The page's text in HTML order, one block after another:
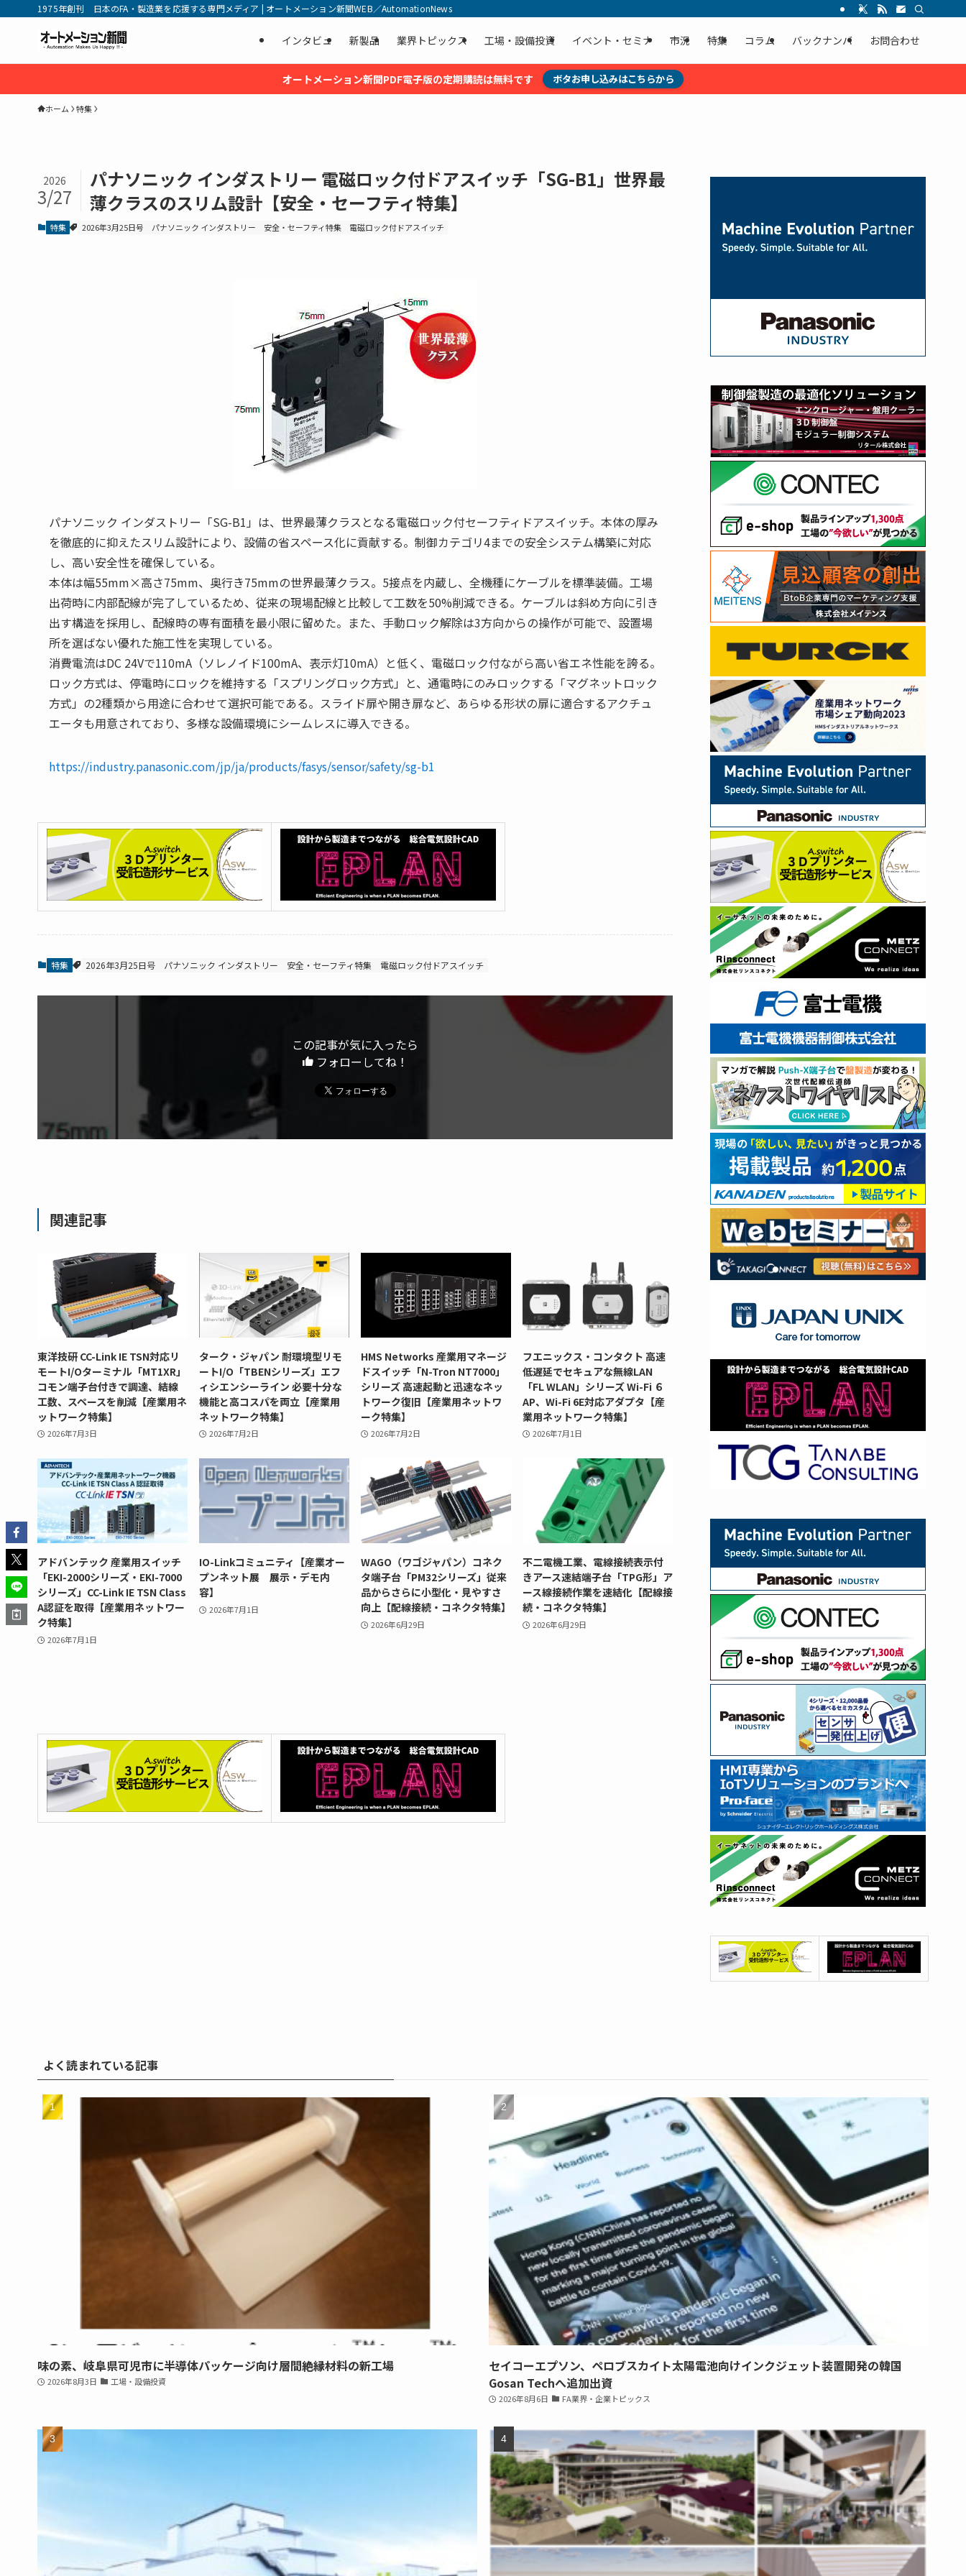
1975年創刊 日本のFA・製造業を応援する専門メディア | オートメーション新聞WEB／AutomationNews
インタビュ 新製品 業界トピックス 工場・設備投資 イベント・セミナ 市況 特集 コラム バックナンバ お問合わせ
オートメーション新聞PDF電子版の定期購読は無料です ボタお申し込みはこちらから
ホーム 特集
パナソニック インダストリー 電磁ロック付ドアスイッチ「SG-B1」世界最
薄クラスのスリム設計【安全・セーフティ特集】
2026
3/27
特集 2026年3月25日号 パナソニック インダストリー 安全・セーフティ特集 電磁ロック付ドアスイッチ
パナソニック インダストリー「SG-B1」は、世界最薄クラスとなる電磁ロック付セーフティドアスイッチ。本体の厚み
を徹底的に抑えたスリム設計により、設備の省スペース化に貢献する。制御カテゴリ4までの安全システム構築に対応
し、高い安全性を確保している。
本体は幅55mm×高さ75mm、奥行き75mmの世界最薄クラス。5接点を内蔵し、全機種にケーブルを標準装備。工場
出荷時に内部配線が完了しているため、従来の現場配線と比較して工数を50%削減できる。ケーブルは斜め方向に引き
出す構造を採用し、配線時の専有面積を最小限に留めた。また、手動ロック解除は3方向からの操作が可能で、設置場
所を選ばない優れた施工性を実現している。
消費電流はDC 24Vで110mA（ソレノイド100mA、表示灯10mA）と低く、電磁ロック付ながら高い省エネ性能を誇る。
ロック方式は、停電時にロックを維持する「スプリングロック方式」と、通電時にのみロックする「マグネットロック
方式」の2種類から用途に合わせて選択可能である。スライド扉や開き扉など、あらゆる形状の扉に適合するアクチュ
エータも用意されており、多様な設備環境にシームレスに導入できる。
https://industry.panasonic.com/jp/ja/products/fasys/sensor/safety/sg-b1
特集 2026年3月25日号 パナソニック インダストリー 安全・セーフティ特集 電磁ロック付ドアスイッチ
この記事が気に入ったら
フォローしてね！
関連記事
東洋技研 CC-Link IE TSN対応リ
モートI/Oターミナル「MT1XR」
コモン端子台付きで調達、結線
工数、スペースを削減【産業用ネ
ットワーク特集】
2026年7月3日
ターク・ジャパン 耐環境型リモ
ートI/O「TBENシリーズ」エフ
ィシエンシーライン 必要十分な
機能と高コスパを両立【産業用
ネットワーク特集】
2026年7月2日
HMS Networks 産業用マネージ
ドスイッチ「N-Tron NT7000」
シリーズ 高速起動と迅速なネッ
トワーク復旧【産業用ネットワ
ーク特集】
2026年7月2日
フエニックス・コンタクト 高速
低遅延でセキュアな無線LAN
「FL WLAN」シリーズ Wi-Fi ６
AP、Wi-Fi 6E対応アダプタ【産
業用ネットワーク特集】
2026年7月1日
アドバンテック 産業用スイッチ
「EKI-2000シリーズ・EKI-7000
シリーズ」CC-Link IE TSN Class
A認証を取得【産業用ネットワー
ク特集】
2026年7月1日
IO-Linkコミュニティ【産業オー
プンネット展 展示・デモ内
容】
2026年7月1日
WAGO（ワゴジャパン）コネク
タ端子台「PM32シリーズ」従来
品からさらに小型化・見やすさ
向上【配線接続・コネクタ特集】
2026年6月29日
不二電機工業、電線接続表示付
きアース速結端子台「TPG形」ア
ース線接続作業を速結化【配線接
続・コネクタ特集】
2026年6月29日
よく読まれている記事
味の素、岐阜県可児市に半導体パッケージ向け層間絶縁材料の新工場
2026年8月3日 工場・設備投資
セイコーエプソン、ペロブスカイト太陽電池向けインクジェット装置開発の韓国
Gosan Techへ追加出資
2026年8月6日 FA業界・企業トピックス